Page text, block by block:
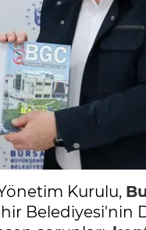
Kurulu,
Belediyesi'nin